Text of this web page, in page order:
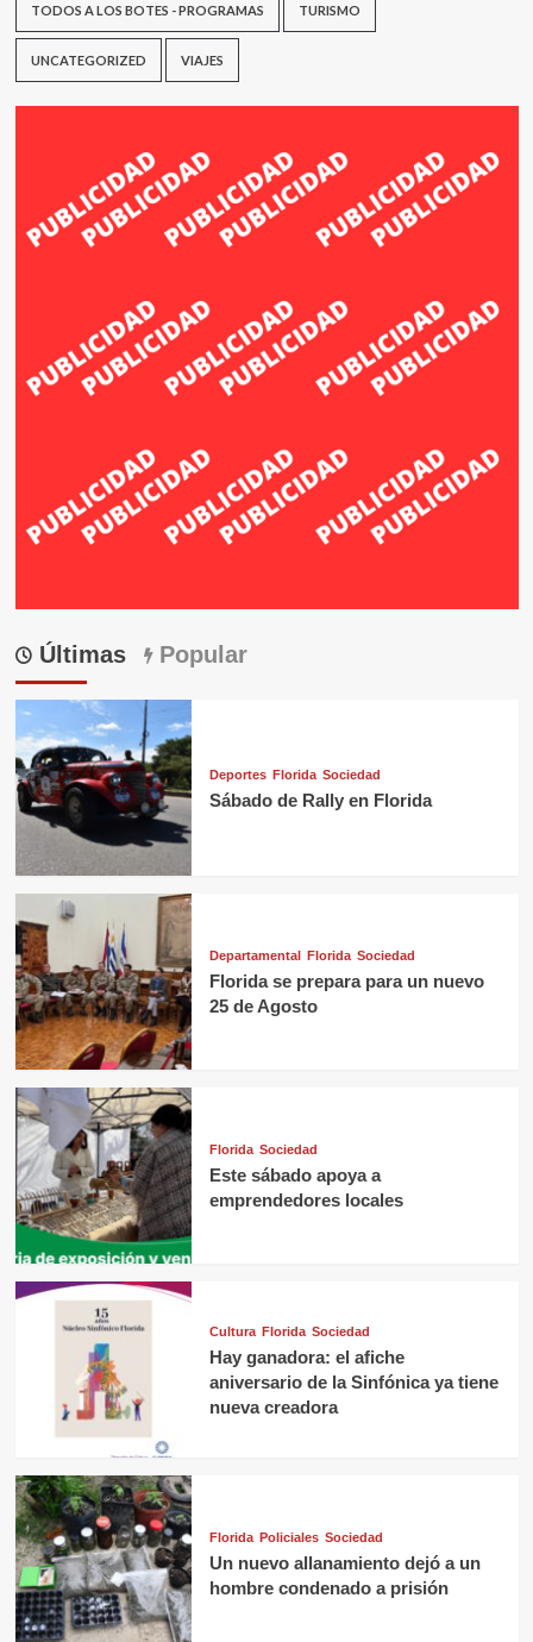
TODOS A LOS BOTES - PROGRAMAS TURISMO
UNCATEGORIZED VIAJES
Últimas Popular
Deportes Florida Sociedad
Sábado de Rally en Florida
Departamental Florida Sociedad
Florida se prepara para un nuevo
25 de Agosto
Florida Sociedad
Este sábado apoya a
emprendedores locales
Cultura Florida Sociedad
Hay ganadora: el afiche
aniversario de la Sinfónica ya tiene
nueva creadora
Florida Policiales Sociedad
Un nuevo allanamiento dejó a un
hombre condenado a prisión